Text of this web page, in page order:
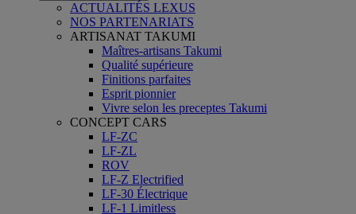
ACTUALITÉS LEXUS
NOS PARTENARIATS
ARTISANAT TAKUMI
Maîtres-artisans Takumi
Qualité supérieure
Finitions parfaites
Esprit pionnier
Vivre selon les preceptes Takumi
CONCEPT CARS
LF-ZC
LF-ZL
ROV
LF-Z Electrified
LF-30 Électrique
LF-1 Limitless